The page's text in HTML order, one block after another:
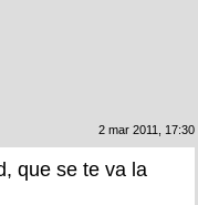
2 mar 2011, 17:30
que se te va la